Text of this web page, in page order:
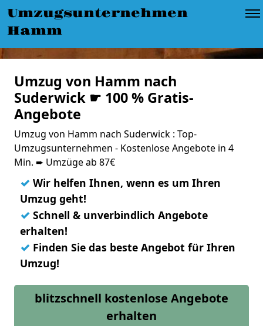
Umzugsunternehmen
Hamm
Umzug von Hamm nach
Suderwick ☛ 100 % Gratis-
Angebote
Umzug von Hamm nach Suderwick : Top-
Umzugsunternehmen - Kostenlose Angebote in 4
Min. ➨ Umzüge ab 87€
✓ Wir helfen Ihnen, wenn es um Ihren
Umzug geht!
✓ Schnell & unverbindlich Angebote
erhalten!
✓ Finden Sie das beste Angebot für Ihren
Umzug!
blitzschnell kostenlose Angebote
erhalten